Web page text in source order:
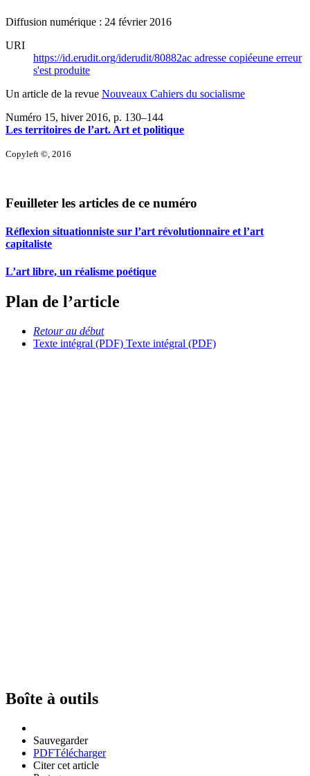
Diffusion numérique : 24 février 2016
URI
https://id.erudit.org/iderudit/80882ac adresse copiéeune erreur
s'est produite
Un article de la revue Nouveaux Cahiers du socialisme
Numéro 15, hiver 2016, p. 130–144
Les territoires de l’art. Art et politique
Copyleft ©, 2016
Feuilleter les articles de ce numéro
Réflexion situationniste sur l’art révolutionnaire et l’art
capitaliste
L’art libre, un réalisme poétique
Plan de l’article
Retour au début
Texte intégral (PDF) Texte intégral (PDF)
Boîte à outils
Sauvegarder
PDFTélécharger
Citer cet article